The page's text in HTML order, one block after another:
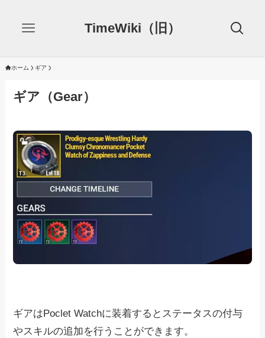
TimeWiki（旧）
ホーム ギア
ギア（Gear）
ギアはPoclet Watchに装着するとステータスの付与
やスキルの追加を行うことができます。